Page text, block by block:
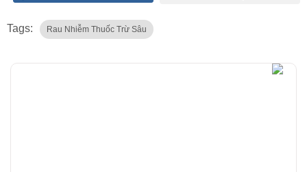
Tags: Rau Nhiễm Thuốc Trừ Sâu